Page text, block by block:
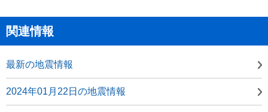
関連情報
最新の地震情報
2024年01月22日の地震情報